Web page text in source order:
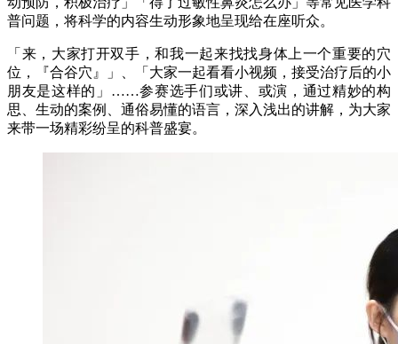
普问题，将科学的内容生动形象地呈现给在座听众。
「来，大家打开双手，和我一起来找找身体上一个重要的穴
位，『合谷穴』」、「大家一起看看小视频，接受治疗后的小
朋友是这样的」……参赛选手们或讲、或演，通过精妙的构
思、生动的案例、通俗易懂的语言，深入浅出的讲解，为大家
来带一场精彩纷呈的科普盛宴。